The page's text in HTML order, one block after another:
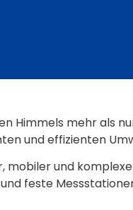
Himmels mehr als
und effizienten
mobiler und
feste